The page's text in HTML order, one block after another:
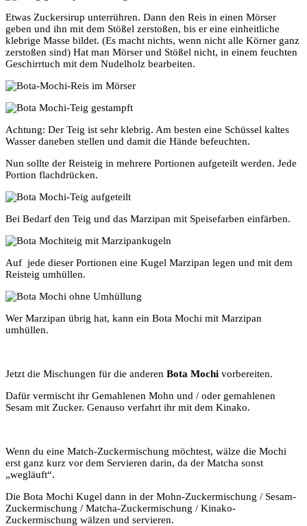
Etwas Zuckersirup unterrühren. Dann den Reis in einen Mörser
geben und ihn mit dem Stößel zerstoßen, bis er eine einheitliche
klebrige Masse bildet. (Es macht nichts, wenn nicht alle Körner ganz
zerstoßen sind) Hat man Mörser und Stößel nicht, in einem feuchten
Geschirrtuch mit dem Nudelholz bearbeiten.
Achtung: Der Teig ist sehr klebrig. Am besten eine Schüssel kaltes
Wasser daneben stellen und damit die Hände befeuchten.
Nun sollte der Reisteig in mehrere Portionen aufgeteilt werden. Jede
Portion flachdrücken.
Bei Bedarf den Teig und das Marzipan mit Speisefarben einfärben.
Auf jede dieser Portionen eine Kugel Marzipan legen und mit dem
Reisteig umhüllen.
Wer Marzipan übrig hat, kann ein Bota Mochi mit Marzipan
umhüllen.
Jetzt die Mischungen für die anderen Bota Mochi vorbereiten.
Dafür vermischt ihr Gemahlenen Mohn und / oder gemahlenen
Sesam mit Zucker. Genauso verfahrt ihr mit dem Kinako.
Wenn du eine Match-Zuckermischung möchtest, wälze die Mochi
erst ganz kurz vor dem Servieren darin, da der Matcha sonst
„wegläuft“.
Die Bota Mochi Kugel dann in der Mohn-Zuckermischung / Sesam-
Zuckermischung / Matcha-Zuckermischung / Kinako-
Zuckermischung wälzen und servieren.